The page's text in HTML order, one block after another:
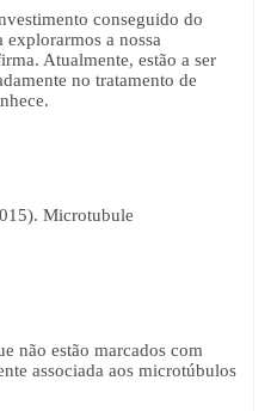
conseguido do
a nossa
Atualmente, estão a ser
no tratamento de
Microtubule
não estão marcados com
associada aos microtúbulos